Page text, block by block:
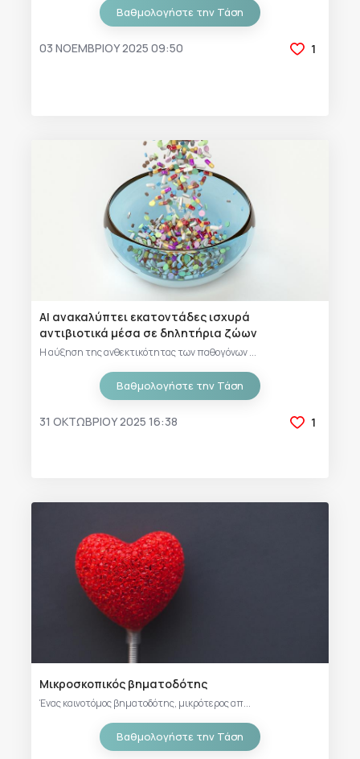
Βαθμολογήστε την Τάση
03 ΝΟΕΜΒΡΊΟΥ 2025 09:50 1
ΑΙ ανακαλύπτει εκατοντάδες ισχυρά
αντιβιοτικά μέσα σε δηλητήρια ζώων
Η αύξηση της ανθεκτικότητας των παθογόνων ...
Βαθμολογήστε την Τάση
31 ΟΚΤΩΒΡΊΟΥ 2025 16:38 1
Μικροσκοπικός βηματοδότης
Ένας καινοτόμος βηματοδότης, μικρότερος απ...
Βαθμολογήστε την Τάση